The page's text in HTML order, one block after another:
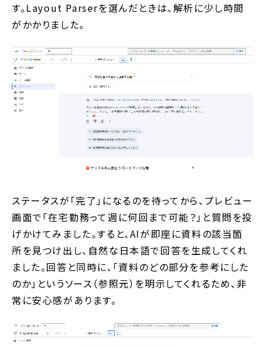
す。Layout Parserを選んだときは、解析に少し時間
がかかりました。
ステータスが「完了」になるのを待ってから、プレビュー
画面で「在宅勤務って週に何回まで可能？」と質問を投
げかけてみました。すると、AIが即座に資料の該当箇
所を見つけ出し、自然な日本語で回答を生成してくれ
ました。回答と同時に、「資料のどの部分を参考にした
のか」というソース（参照元）を明示してくれるため、非
常に安心感があります。